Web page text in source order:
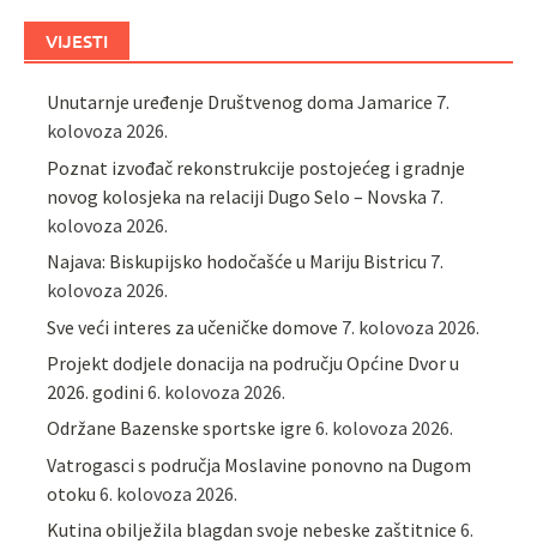
VIJESTI
Unutarnje uređenje Društvenog doma Jamarice 7.
kolovoza 2026.
Poznat izvođač rekonstrukcije postojećeg i gradnje
novog kolosjeka na relaciji Dugo Selo – Novska 7.
kolovoza 2026.
Najava: Biskupijsko hodočašće u Mariju Bistricu 7.
kolovoza 2026.
Sve veći interes za učeničke domove 7. kolovoza 2026.
Projekt dodjele donacija na području Općine Dvor u
2026. godini 6. kolovoza 2026.
Održane Bazenske sportske igre 6. kolovoza 2026.
Vatrogasci s područja Moslavine ponovno na Dugom
otoku 6. kolovoza 2026.
Kutina obilježila blagdan svoje nebeske zaštitnice 6.